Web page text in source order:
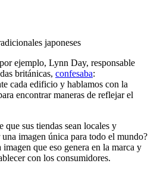
japoneses
ejemplo, Lynn Day, responsable
británicas, confesaba:
cada edificio y hablamos con la
encontrar maneras de reflejar el
que sus tiendas sean locales y
imagen única para todo el mundo?
que eso genera en la marca y
con los consumidores.